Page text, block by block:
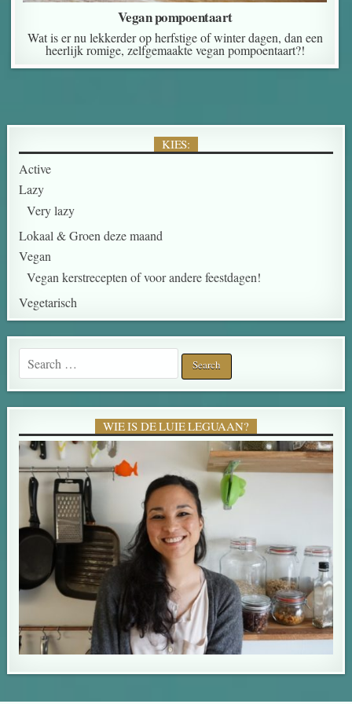
Vegan pompoentaart
Wat is er nu lekkerder op herfstige of winter dagen, dan een
heerlijk romige, zelfgemaakte vegan pompoentaart?!
KIES:
Active
Lazy
Very lazy
Lokaal & Groen deze maand
Vegan
Vegan kerstrecepten of voor andere feestdagen!
Vegetarisch
Search for:
WIE IS DE LUIE LEGUAAN?